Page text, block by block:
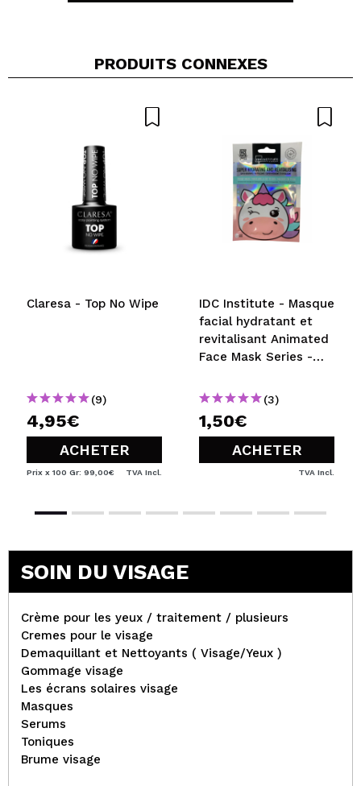
Partager une vidéo ou une photo
PRODUITS CONNEXES
Claresa - Top No Wipe
(9)
4,95€
ACHETER
Prix x 100 Gr: 99,00€ TVA Incl.
IDC Institute - Masque
facial hydratant et
revitalisant Animated
Face Mask Series -
(3)
1,50€
ACHETER
TVA Incl.
SOIN DU VISAGE
Crème pour les yeux / traitement / plusieurs
Cremes pour le visage
Demaquillant et Nettoyants ( Visage/Yeux )
Gommage visage
Les écrans solaires visage
Masques
Serums
Toniques
Brume visage